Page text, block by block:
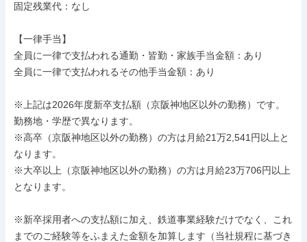
固定残業代：なし
【一律手当】
全員に一律で支払われる通勤・皆勤・家族手当金額：あり
全員に一律で支払われるその他手当金額：あり
※上記は2026年度新卒支払額（京阪神地区以外の勤務）です。
勤務地・学歴で異なります。
※高卒（京阪神地区以外の勤務）の方は月給21万2,541円以上と
なります。
※大卒以上（京阪神地区以外の勤務）の方は月給23万706円以上
となります。
※新卒採用者への支払額に加え、鉄道事業経験だけでなく、これ
までのご経験等をふまえた金額を加算します（当社規程に基づき